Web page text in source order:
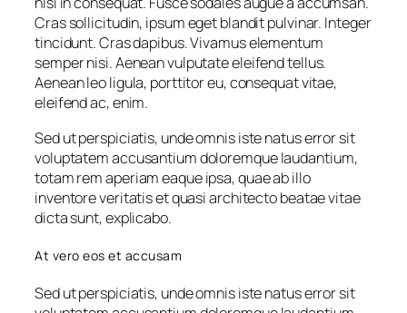
Cras sollicitudin, ipsum eget blandit pulvinar. Integer
tincidunt. Cras dapibus. Vivamus elementum
semper nisi. Aenean vulputate eleifend tellus.
Aenean leo ligula, porttitor eu, consequat vitae,
eleifend ac, enim.
Sed ut perspiciatis, unde omnis iste natus error sit
voluptatem accusantium doloremque laudantium,
totam rem aperiam eaque ipsa, quae ab illo
inventore veritatis et quasi architecto beatae vitae
dicta sunt, explicabo.
At vero eos et accusam
Sed ut perspiciatis, unde omnis iste natus error sit